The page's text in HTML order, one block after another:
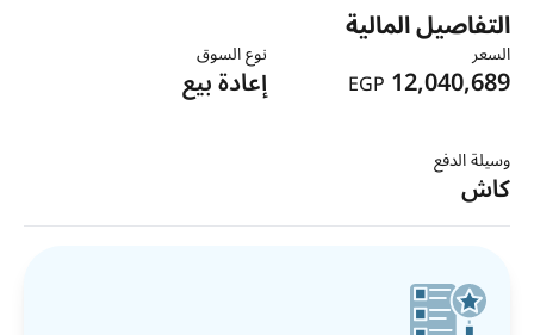
التفاصيل المالية
السعر
12,040,689
EGP
نوع السوق
إعادة بيع
وسيلة الدفع
كاش